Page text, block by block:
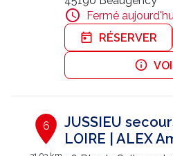
Fermé
RÉSERVER
6
JUSSIEU
LOIRE | ALEX